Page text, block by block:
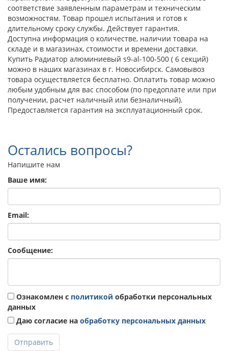
соответствие заявленным параметрам и техническим
возможностям. Товар прошел испытания и готов к
длительному сроку службы. Действует гарантия.
Доступна информация о количестве, наличии товара на
складе и в магазинах, стоимости и времени доставки.
Купить Радиатор алюминиевый s9-al-100-500 ( 6 секций)
можно в наших магазинах в г. Новосибирск. Самовывоз
товара осуществляется бесплатно. Оплатить товар можно
любым удобным для вас способом (по предоплате или при
получении, расчет наличный или безналичный).
Предоставляется гарантия на эксплуатационный срок.
Остались вопросы?
Напишите нам
Ваше имя:
Email:
Сообщение:
Ознакомлен с политикой обработки персональных
данных
Даю согласие на обработку персональных данных
Отправить